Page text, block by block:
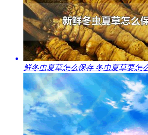
鲜冬虫夏草怎么保存 冬虫夏草要怎